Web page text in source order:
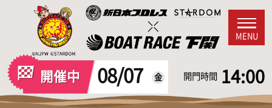
MENU
開催中 08/07 金 開門時間 14:00